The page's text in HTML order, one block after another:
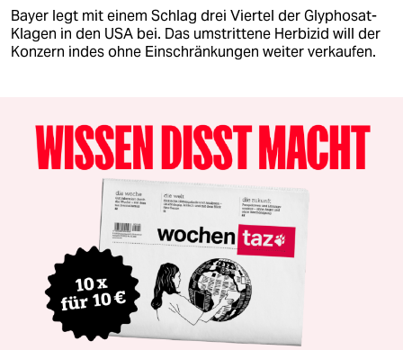
Bayer legt mit einem Schlag drei Viertel der Glyphosat-
Klagen in den USA bei. Das umstrittene Herbizid will der
Konzern indes ohne Einschränkungen weiter verkaufen.